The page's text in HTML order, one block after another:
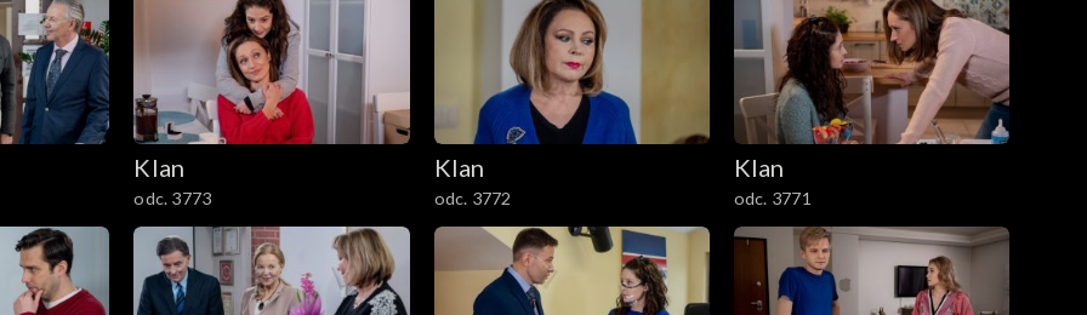
Klan
odc. 3773
Klan
odc. 3772
Klan
odc. 3771